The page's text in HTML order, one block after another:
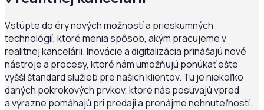
Vstúpte do éry nových možností a prieskumných
technológií, ktoré menia spôsob, akým pracujeme v
realitnej kancelárii. Inovácie a digitalizácia prinášajú nové
nástroje a procesy, ktoré nám umožňujú ponúkať ešte
vyšší štandard služieb pre našich klientov. Tu je niekoľko
daných pokrokových prvkov, ktoré nás posúvajú vpred
a výrazne pomáhajú pri predaji a prenájme nehnuteľností.